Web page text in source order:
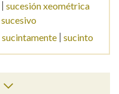
sucesión xeométrica
sucesivo
sucintamente sucinto